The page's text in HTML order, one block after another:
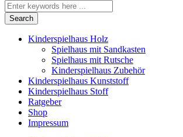
Kinderspielhaus Holz
Spielhaus mit Sandkasten
Spielhaus mit Rutsche
Kinderspielhaus Zubehör
Kinderspielhaus Kunststoff
Kinderspielhaus Stoff
Ratgeber
Shop
Impressum